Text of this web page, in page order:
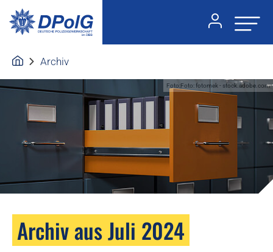
Archiv
Foto:Foto: fotomek - stock.adobe.com
Archiv aus Juli 2024